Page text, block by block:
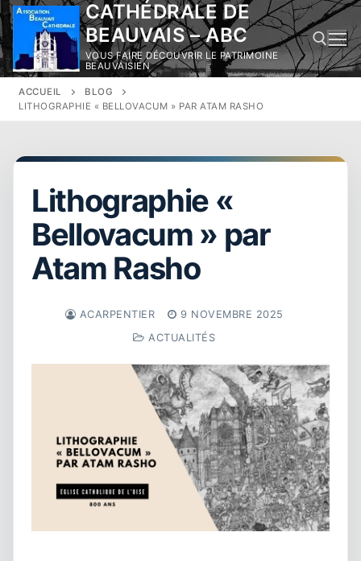
Aller
au
contenu
CATHÉDRALE DE
BEAUVAIS – ABC
VOUS FAIRE DÉCOUVRIR LE PATRIMOINE
BEAUVAISIEN
Rechercher :
ACCUEIL
BLOG
LITHOGRAPHIE « BELLOVACUM » PAR ATAM RASHO
Lithographie «
Bellovacum » par
Atam Rasho
ACARPENTIER
9 NOVEMBRE 2025
ACTUALITÉS